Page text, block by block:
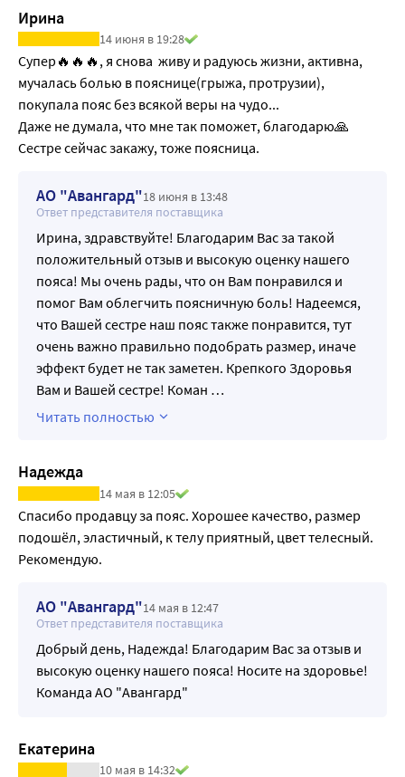
Помогает поддерживать правильную осанку.
Ирина
14 июня в 19:28
Супер🔥🔥🔥, я снова  живу и радуюсь жизни, активна,
мучалась болью в пояснице(грыжа, протрузии),
покупала пояс без всякой веры на чудо...
Даже не думала, что мне так поможет, благодарю🙏
Сестре сейчас закажу, тоже поясница.
АО "Авангард"18 июня в 13:48
Ответ представителя поставщика
Ирина, здравствуйте! Благодарим Вас за такой
положительный отзыв и высокую оценку нашего
пояса! Мы очень рады, что он Вам понравился и
помог Вам облегчить поясничную боль! Надеемся,
что Вашей сестре наш пояс также понравится, тут
очень важно правильно подобрать размер, иначе
эффект будет не так заметен. Крепкого Здоровья
Вам и Вашей сестре! Коман …
Читать полностью
Надежда
14 мая в 12:05
Спасибо продавцу за пояс. Хорошее качество, размер
подошёл, эластичный, к телу приятный, цвет телесный.
Рекомендую.
АО "Авангард"14 мая в 12:47
Ответ представителя поставщика
Добрый день, Надежда! Благодарим Вас за отзыв и
высокую оценку нашего пояса! Носите на здоровье!
Команда АО "Авангард"
Екатерина
10 мая в 14:32